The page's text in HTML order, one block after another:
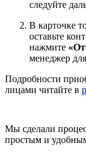
следуйте
В карточке
оставьте
нажмите
менеджер
Подробности
лицами читайте в
Мы сделали
простым и